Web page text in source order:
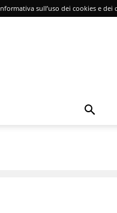
sull’uso dei cookies e dei